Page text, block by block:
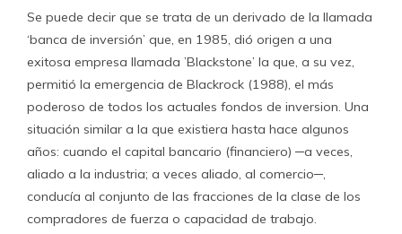
Se puede decir que se trata de un derivado de la llamada
‘banca de inversión’ que, en 1985, dió origen a una
exitosa empresa llamada ’Blackstone’ la que, a su vez,
permitió la emergencia de Blackrock (1988), el más
poderoso de todos los actuales fondos de inversion. Una
situación similar a la que existiera hasta hace algunos
años: cuando el capital bancario (financiero) ─a veces,
aliado a la industria; a veces aliado, al comercio─,
conducía al conjunto de las fracciones de la clase de los
compradores de fuerza o capacidad de trabajo.